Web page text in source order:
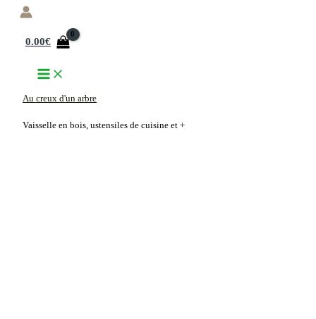
Aller
0.00€
Au creux d'un arbre
Vaisselle en bois, ustensiles de cuisine et +